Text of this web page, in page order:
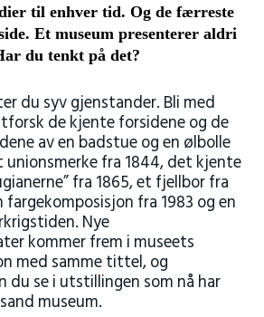
til enhver tid. Og de færreste
Et museum presenterer aldri
du tenkt på det?
du syv gjenstander. Bli med
de kjente forsidene og de
av en badstue og en ølbolle
fra 1844, det kjente
fra 1865, et fjellbor fra
fargekomposisjon fra 1983 og en
Nye
kommer frem i museets
med samme tittel, og
du se i utstillingen som nå har
museum.